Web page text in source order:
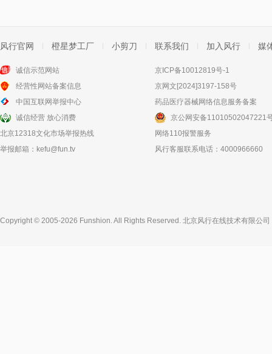
风行官网 橙星梦工厂 小剪刀 联系我们 加入风行 媒
诚信示范网站
经营性网站备案信息
中国互联网举报中心
诚信经营 放心消费
北京12318文化市场举报热线
举报邮箱： kefu@fun.tv
京ICP备10012819号-1
京网文[2024]3197-158号
药品医疗器械网络信息服务备案
京公网安备11010502047221
网络110报警服务
风行客服联系电话：4000966660
Copyright © 2005-2026 Funshion. All Rights Reserved. 北京风行在线技术有限公司